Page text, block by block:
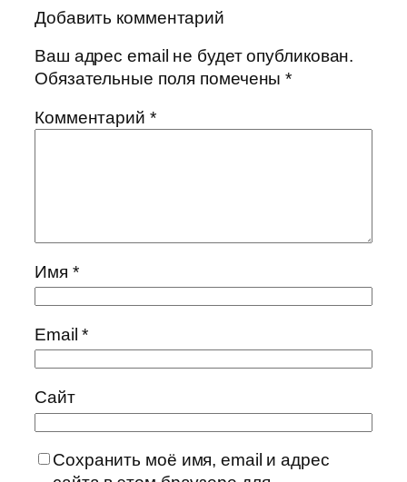
Добавить комментарий
Ваш адрес email не будет опубликован.
Обязательные поля помечены*
Комментарий *
Имя *
Email*
Сайт
Сохранить моё имя, email и адрес